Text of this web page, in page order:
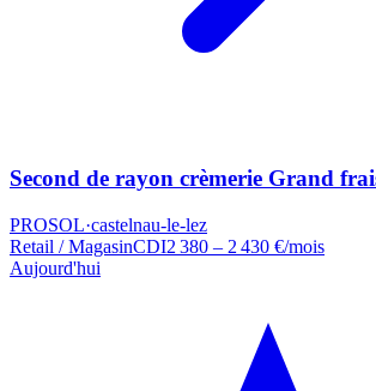
Second de rayon crèmerie Grand
PROSOL·castelnau-le-lez
Retail / MagasinCDI2 380 – 2 430 €/mois
Aujourd'hui